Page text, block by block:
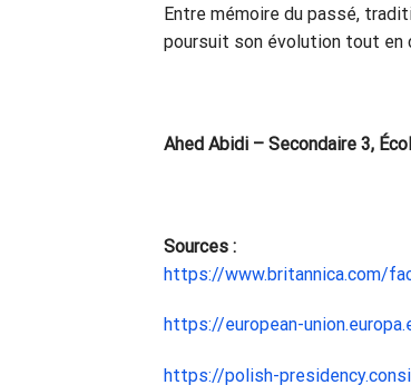
Entre mémoire du passé,
poursuit son évolution tout en
Ahed Abidi – Secondaire 3,
Sources :
https://www.britannica.com/
https://european-
https://polish-